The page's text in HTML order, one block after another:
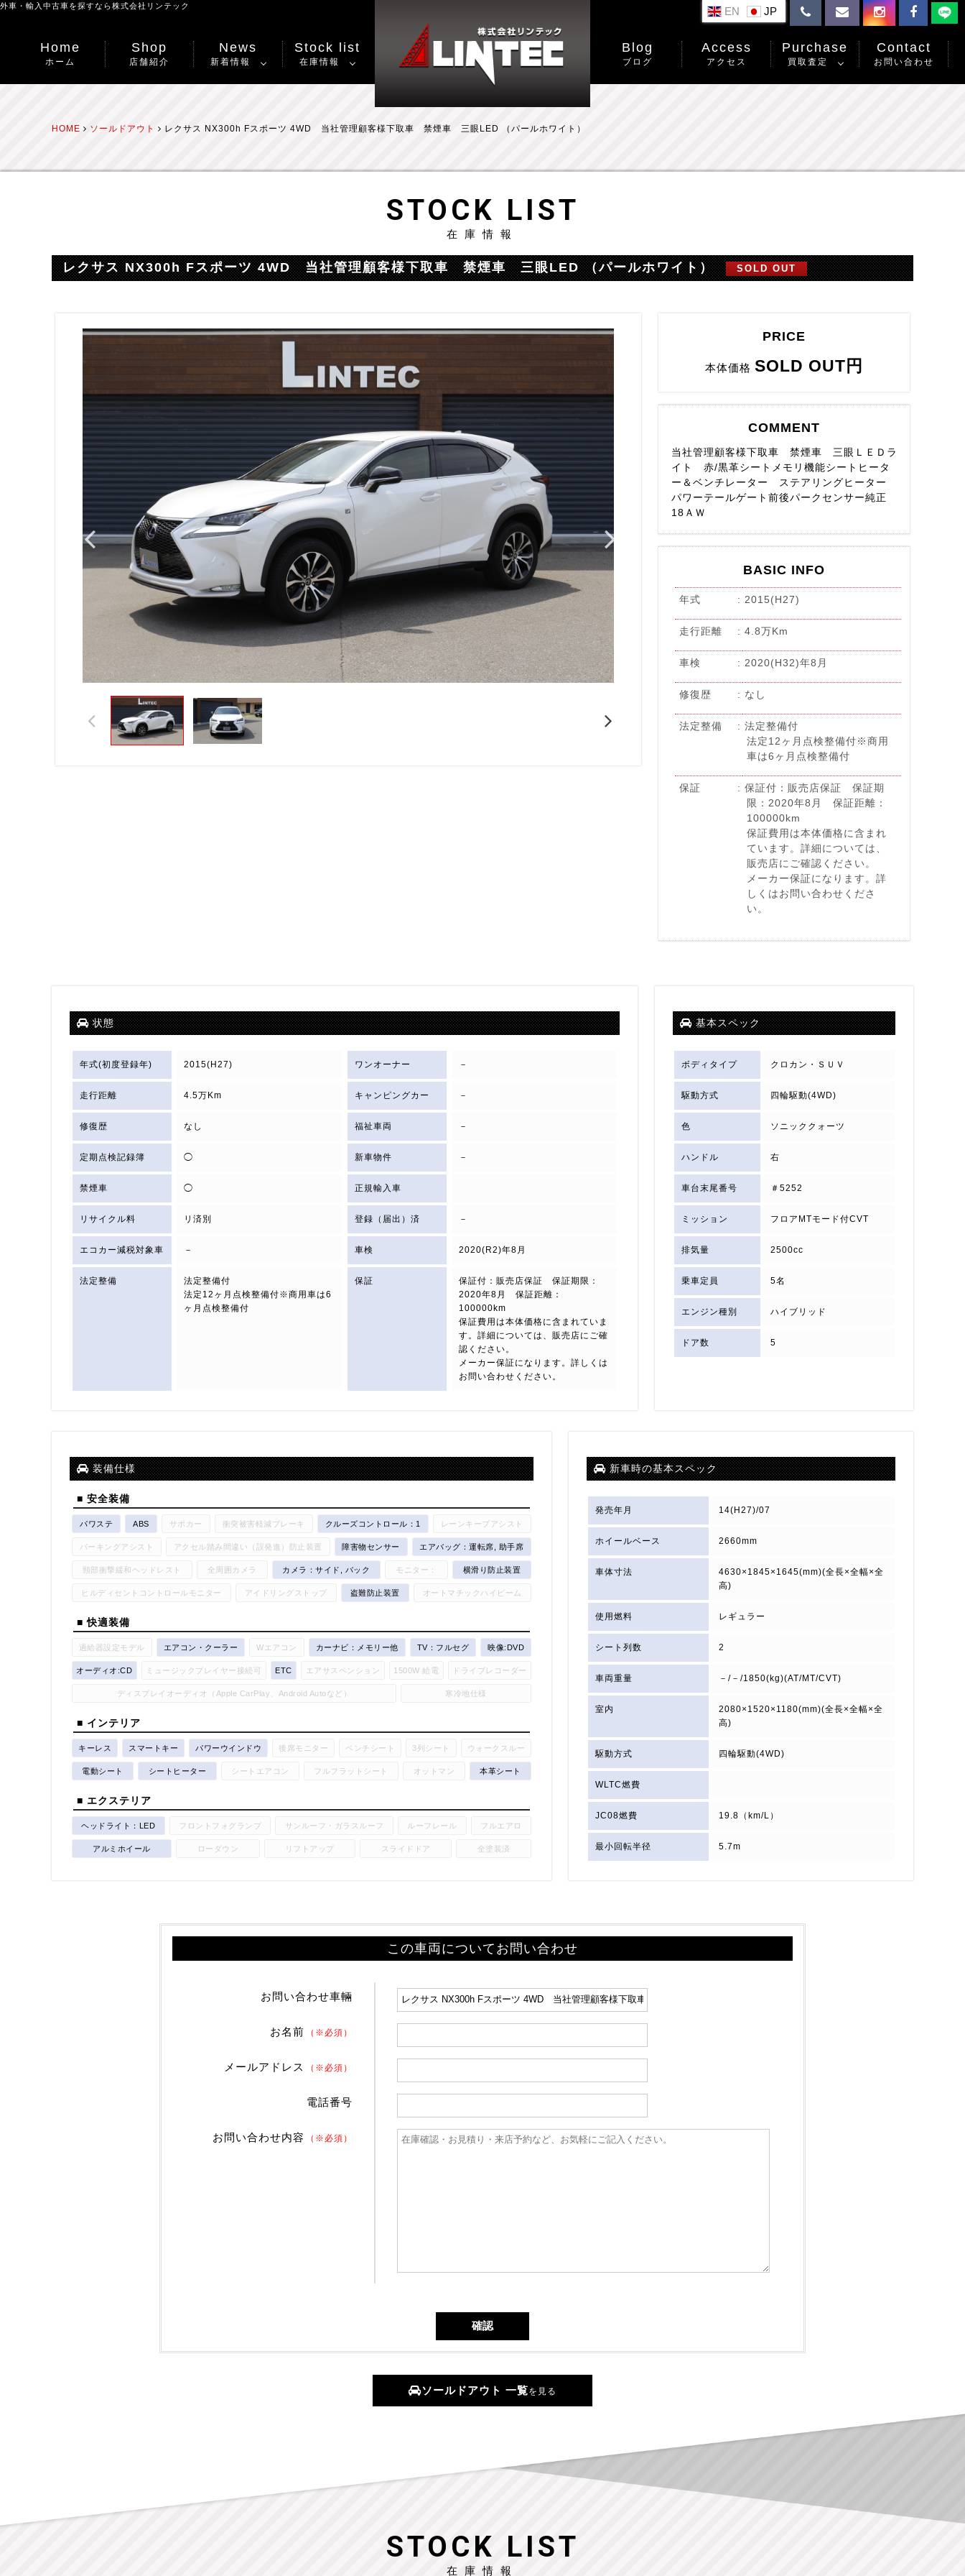
外車・輸入中古車を探すなら株式会社リンテック
Home
ホーム
Shop
店舗紹介
News
新着情報
Stock list
在庫情報
Blog
ブログ
Access
アクセス
Purchase
買取査定
Contact
お問い合わせ
EN
HOME ソールドアウト レクサス NX300h Fスポーツ 4WD 当社管理顧客様下取車 禁煙車 三眼LED （パールホワイト）
STOCK LIST
在庫情報
レクサス NX300h Fスポーツ 4WD 当社管理顧客様下取車 禁煙車 三眼LED （パールホワイト） SOLD OUT
PRICE
本体価格 SOLD OUT円
COMMENT
当社管理顧客様下取車 禁煙車 三眼ＬＥＤラ
イト 赤/黒革シートメモリ機能シートヒータ
ー＆ベンチレーター ステアリングヒーター
パワーテールゲート前後パークセンサー純正
18ＡＷ
BASIC INFO
年式 2015(H27)
走行距離 4.8万Km
車検 2020(H32)年8月
修復歴 なし
法定整備
法定整備付
法定12ヶ月点検整備付※商用
車は6ヶ月点検整備付
保証
保証付：販売店保証 保証期
限：2020年8月 保証距離：
100000km
保証費用は本体価格に含まれ
ています。詳細については、
販売店にご確認ください。
メーカー保証になります。詳
しくはお問い合わせくださ
い。
状態
年式(初度登録年) 2015(H27) ワンオーナー －
走行距離 4.5万Km キャンピングカー －
修復歴 なし 福祉車両 －
定期点検記録簿 ◯ 新車物件 －
禁煙車 ◯ 正規輸入車
リサイクル料 リ済別 登録（届出）済 －
エコカー減税対象車 － 車検 2020(R2)年8月
法定整備
法定整備付
法定12ヶ月点検整備付※商用車は6
ヶ月点検整備付
保証
保証付：販売店保証 保証期限：
2020年8月 保証距離：
100000km
保証費用は本体価格に含まれていま
す。詳細については、販売店にご確
認ください。
メーカー保証になります。詳しくは
お問い合わせください。
基本スペック
ボディタイプ クロカン・ＳＵＶ
駆動方式 四輪駆動(4WD)
色 ソニッククォーツ
ハンドル 右
車台末尾番号 ＃5252
ミッション フロアMTモード付CVT
排気量 2500cc
乗車定員 5名
エンジン種別 ハイブリッド
ドア数 5
装備仕様
■ 安全装備
パワステ ABS サポカー 衝突被害軽減ブレーキ クルーズコントロール：1 レーンキープアシスト
パーキングアシスト アクセル踏み間違い（誤発進）防止装置 障害物センサー エアバッグ：運転席, 助手席
頸部衝撃緩和ヘッドレスト 全周囲カメラ カメラ：サイド, バック モニター： 横滑り防止装置
ヒルディセントコントロールモニター アイドリングストップ 盗難防止装置 オートマチックハイビーム
■ 快適装備
過給器設定モデル エアコン・クーラー Wエアコン カーナビ：メモリー他 TV：フルセグ 映像:DVD
オーディオ:CD ミュージックプレイヤー接続可 ETC エアサスペンション 1500W 給電 ドライブレコーダー
ディスプレイオーディオ（Apple CarPlay、Android Autoなど） 寒冷地仕様
■ インテリア
キーレス スマートキー パワーウインドウ 後席モニター ベンチシート 3列シート ウォークスルー
電動シート シートヒーター シートエアコン フルフラットシート オットマン 本革シート
■ エクステリア
ヘッドライト：LED フロントフォグランプ サンルーフ・ガラスルーフ ルーフレール フルエアロ
アルミホイール ローダウン リフトアップ スライドドア 全塗装済
新車時の基本スペック
発売年月 14(H27)/07
ホイールベース 2660mm
車体寸法
4630×1845×1645(mm)(全長×全幅×全
高)
使用燃料 レギュラー
シート列数 2
車両重量 －/－/1850(kg)(AT/MT/CVT)
室内
2080×1520×1180(mm)(全長×全幅×全
高)
駆動方式 四輪駆動(4WD)
WLTC燃費
JC08燃費 19.8（km/L）
最小回転半径 5.7m
この車両についてお問い合わせ
お問い合わせ車輛
お名前 （※必須）
メールアドレス （※必須）
電話番号
お問い合わせ内容 （※必須）
ソールドアウト 一覧を見る
STOCK LIST
在庫情報